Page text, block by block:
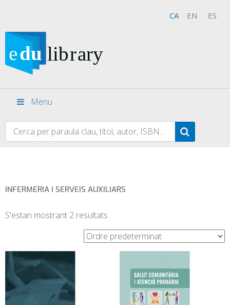
CA EN ES
Menu
INFERMERIA I SERVEIS AUXILIARS
S'estan mostrant 2 resultats